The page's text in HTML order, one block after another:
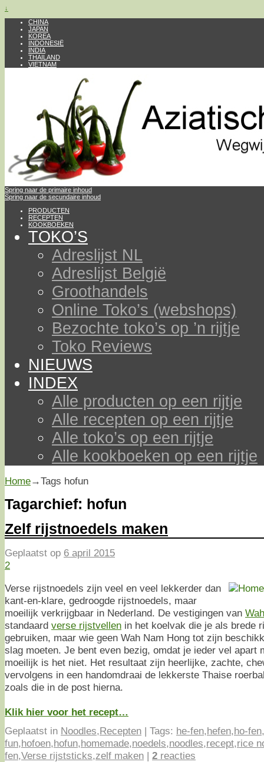
↓
CHINA
JAPAN
KOREA
INDONESIË
INDIA
THAILAND
VIETNAM
Spring naar de primaire inhoud
Spring naar de secundaire inhoud
PRODUCTEN
RECEPTEN
KOOKBOEKEN
TOKO’S
Adreslijst NL
Adreslijst België
Groothandels
Online Toko’s (webshops)
Bezochte toko’s op ’n rijtje
Toko Reviews
NIEUWS
INDEX
Alle producten op een rijtje
Alle recepten op een rijtje
Alle toko’s op een rijtje
Alle kookboeken op een rijtje
Home→Tags hofun
Tagarchief: hofun
Zelf rijstnoedels maken
Geplaatst op 6 april 2015
2
Verse rijstnoedels zijn veel en veel lekkerder dan
kant-en-klare, gedroogde rijstnoedels, maar
moeilijk verkrijgbaar in Nederland. De vestigingen van
standaard verse rijstvellen in het koelvak die je als brede
gebruiken, maar wie geen Wah Nam Hong tot zijn
slag moeten. Je bent even bezig, omdat je ieder vel apart
moeilijk is het niet. Het resultaat zijn heerlijke, zachte,
vervolgens in een handomdraai de lekkerste Thaise
zoals die in de post hierna.
Klik hier voor het recept…
Geplaatst in Noodles,Recepten | Tags: he-fen,hefen,ho-fen,
fun,hofoen,hofun,homemade,noedels,noodles,recept,rice
fen,Verse rijststicks,zelf maken | 2 reacties